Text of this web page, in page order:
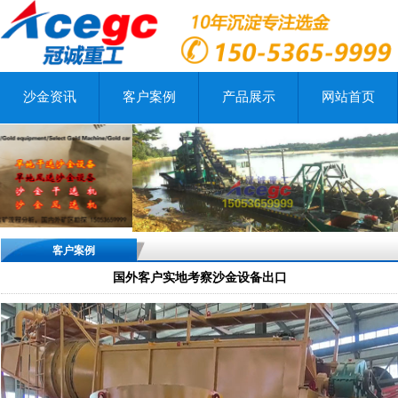
沙金资讯 客户案例 产品展示 网站首页
客户案例
国外客户实地考察沙金设备出口